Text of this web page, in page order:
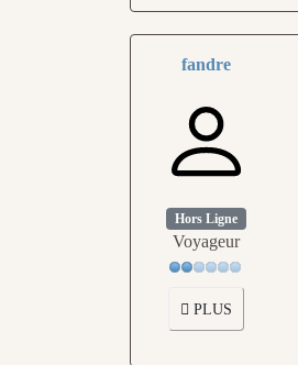
fandre
Hors Ligne
Voyageur
PLUS